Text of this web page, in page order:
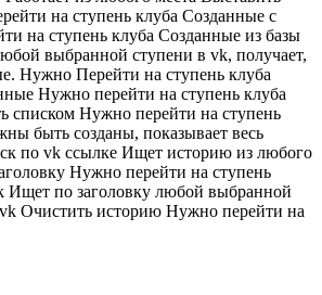
на ступень клуба Созданные с
на ступень клуба Созданные из базы
выбранной ступени в vk, получает,
Нужно Перейти на ступень клуба
Нужно перейти на ступень клуба
списком Нужно перейти на ступень
быть созданы, показывает весь
по vk ссылке Ищет историю из любого
Нужно перейти на ступень
Ищет по заголовку любой выбранной
Очистить историю Нужно перейти на